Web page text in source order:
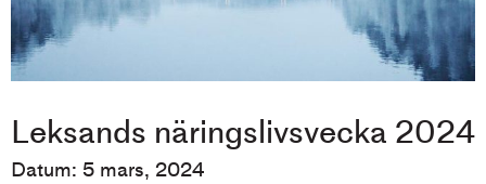
Leksands näringslivsvecka 2024
Datum: 5 mars, 2024